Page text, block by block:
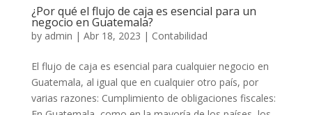
¿Por qué el flujo de caja es esencial para un
negocio en Guatemala?
by admin | Abr 18, 2023 | Contabilidad
El flujo de caja es esencial para cualquier negocio en
Guatemala, al igual que en cualquier otro país, por
varias razones: Cumplimiento de obligaciones fiscales: